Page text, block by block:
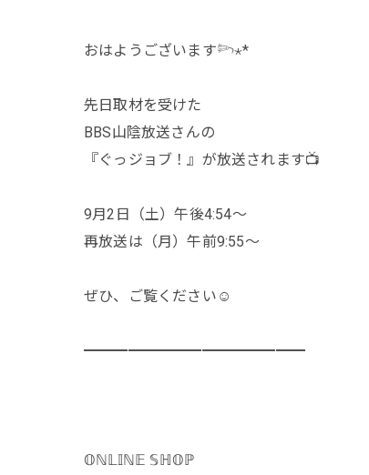
おはようございます𓆸⋆*
先日取材を受けた
BBS山陰放送さんの
『ぐっジョブ！』が放送されます📺
9月2日（土）午後4:54〜
再放送は（月）午前9:55〜
ぜひ、ご覧ください☺️
━━━━━━━━━━━━━━━
𝕆ℕ𝕃𝕀ℕ𝔼 𝕊ℍ𝕆ℙ